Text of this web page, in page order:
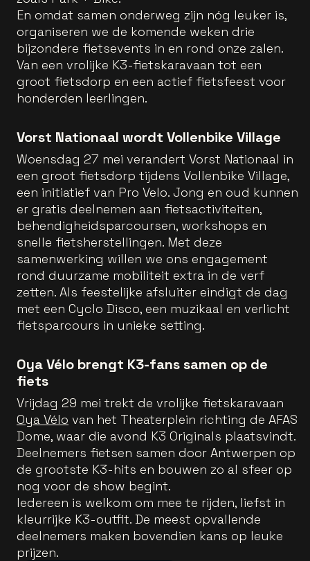
En omdat samen onderweg zijn nóg leuker is,
organiseren we de komende weken drie
bijzondere fietsevents in en rond onze zalen.
Van een vrolijke K3-fietskaravaan tot een
groot fietsdorp en een actief fietsfeest voor
honderden leerlingen.
Vorst Nationaal wordt Vollenbike Village
Woensdag 27 mei verandert Vorst Nationaal in
een groot fietsdorp tijdens Vollenbike Village,
een initiatief van Pro Velo. Jong en oud kunnen
er gratis deelnemen aan fietsactiviteiten,
behendigheidsparcoursen, workshops en
snelle fietsherstellingen. Met deze
samenwerking willen we ons engagement
rond duurzame mobiliteit extra in de verf
zetten. Als feestelijke afsluiter eindigt de dag
met een Cyclo Disco, een muzikaal en verlicht
fietsparcours in unieke setting.
Oya Vélo brengt K3-fans samen op de
fiets
Vrijdag 29 mei trekt de vrolijke fietskaravaan
Oya Vélo van het Theaterplein richting de AFAS
Dome, waar die avond K3 Originals plaatsvindt.
Deelnemers fietsen samen door Antwerpen op
de grootste K3-hits en bouwen zo al sfeer op
nog voor de show begint.
Iedereen is welkom om mee te rijden, liefst in
kleurrijke K3-outfit. De meest opvallende
deelnemers maken bovendien kans op leuke
prijzen.